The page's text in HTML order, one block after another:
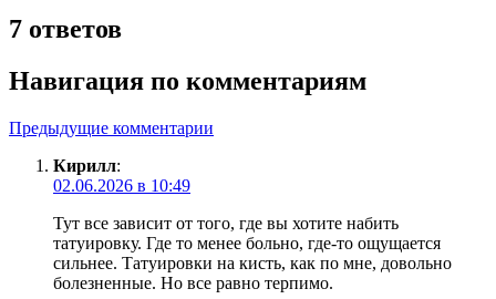
7 ответов
Навигация по комментариям
Предыдущие комментарии
Кирилл:
02.06.2026 в 10:49
Тут все зависит от того, где вы хотите набить
татуировку. Где то менее больно, где-то ощущается
сильнее. Татуировки на кисть, как по мне, довольно
болезненные. Но все равно терпимо.